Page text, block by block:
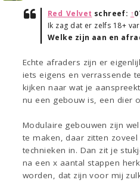
Red_Velvet schreef: ↑
Ik zag dat er zelfs 18+
Welke zijn aan en
Echte afraders zijn er
iets eigens en verrassende
kijken naar wat je
nu een gebouw is, een dier
Modulaire gebouwen zijn
te maken, daar zitten
technieken in. Dan zit je
na een x aantal stappen
worden, dat zijn voor mij